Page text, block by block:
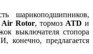
шарикоподшипников,
Air Rotor, тормоз ATD и
выключателя стопора
конечно, предлагается